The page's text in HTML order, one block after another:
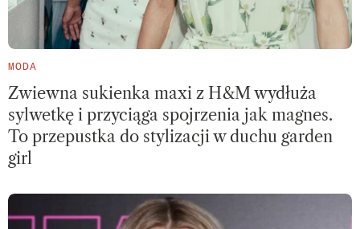
MODA
Zwiewna sukienka maxi z H&M wydłuża
sylwetkę i przyciąga spojrzenia jak magnes.
To przepustka do stylizacji w duchu garden
girl